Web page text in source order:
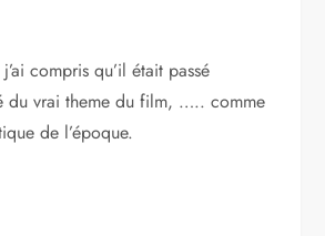
compris qu’il était passé
du vrai theme du film, ….. comme
de l’époque.